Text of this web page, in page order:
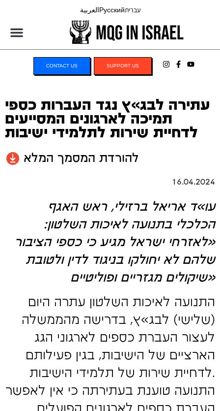
العربيةРусскийעברית
CONTACT US SUPPORT US
עתירה לבג»ץ נגד העברות כספי
תמיכה לארגונים המסייעים
לדחיית שירות לתלמידי ישיבות
להורדת המסמך המלא
16.04.2024
עו»ד אריאל ברזילי, ראש האגף
הכלכלי בתנועה לאיכות השלטון:
«לאזרחי ישראל מגיע כי כספי הציבור
שלהם לא יחולקו בניגוד לדין ולטובת
שיקולים מגזריים ופוליטיים»
התנועה לאיכות השלטון עתרה היום
(שלישי) לבג»ץ, בדרישה מהממשלה
לעצור העברת כספים לארגוני הגג
הארציים של הישיבות, בגין פעילותם
לדחיית שירות של תלמידי הישיבות.
התנועה טוענת בעתירתה כי אין לאפשר